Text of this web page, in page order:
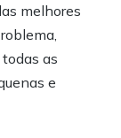
melhores
as
e